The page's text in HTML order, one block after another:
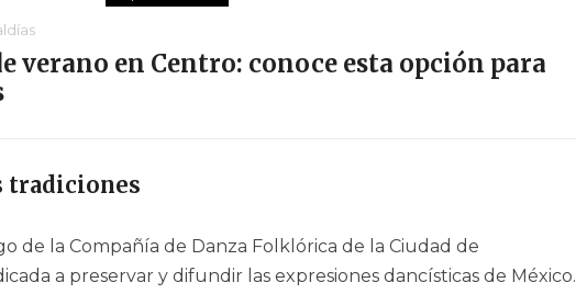
verano en Centro: conoce esta opción para
tradiciones
de la Compañía de Danza Folklórica de la Ciudad de
a preservar y difundir las expresiones dancísticas de México.